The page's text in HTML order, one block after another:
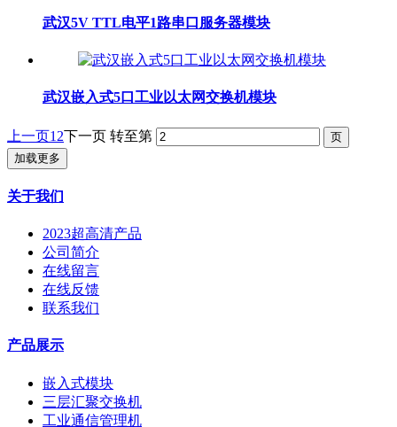
武汉5V TTL电平1路串口服务器模块
武汉嵌入式5口工业以太网交换机模块
上一页1 2下一页 转至第
加载更多
关于我们
2023超高清产品
公司简介
在线留言
在线反馈
联系我们
产品展示
嵌入式模块
三层汇聚交换机
工业通信管理机